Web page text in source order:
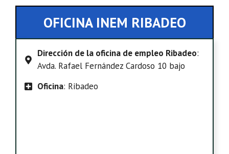
OFICINA INEM RIBADEO
Dirección de la oficina de empleo Ribadeo:
Avda. Rafael Fernández Cardoso 10 bajo
Oficina: Ribadeo